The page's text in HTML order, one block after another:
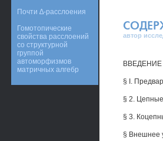
автор
ВВЕДЕНИЕ
§ I.
§ 2.
§ 3.
§ Внешнее
Почти ∆-расслоения
Гомотопические
свойства расслоений
со структурной
группой
автоморфизмов
матричных алгебр